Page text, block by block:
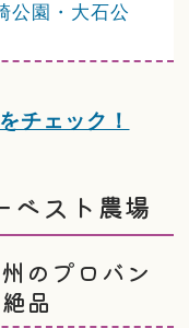
公園・大石公
チェック！
ベスト農場
のプロバン
品